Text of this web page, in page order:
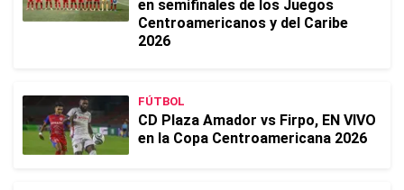
en semifinales de los Juegos
Centroamericanos y del Caribe
2026
FÚTBOL
CD Plaza Amador vs Firpo, EN VIVO
en la Copa Centroamericana 2026